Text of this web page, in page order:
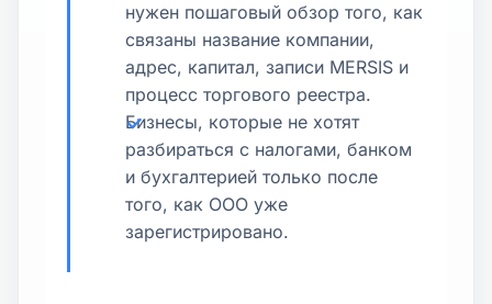
нужен пошаговый обзор того, как
связаны название компании,
адрес, капитал, записи MERSIS и
процесс торгового реестра.
Бизнесы, которые не хотят
разбираться с налогами, банком
и бухгалтерией только после
того, как ООО уже
зарегистрировано.